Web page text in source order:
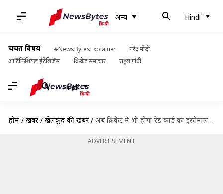
अन्य Hindi
चर्चित विषय #NewsBytesExplainer
नरेंद्र मोदी
आर्टिफिशियल इंटेलिजेंस
क्रिकेट समाचार राहुल गांधी
Hindi
होम / खबरें / खेलकूद की खबरें / अब क्रिकेट में भी होगा रेड कार्ड का इस्तेमाल, जानिए क्या है नियम
ADVERTISEMENT